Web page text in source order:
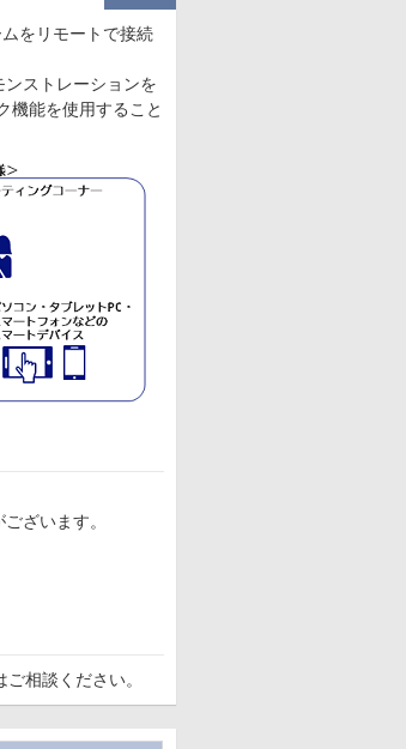
をリモートで接続
ストレーションを
機能を使用すること
ざいます。
相談ください。